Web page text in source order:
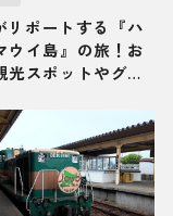
リポートする『ハ
ウイ島』の旅！お
光スポットやグル